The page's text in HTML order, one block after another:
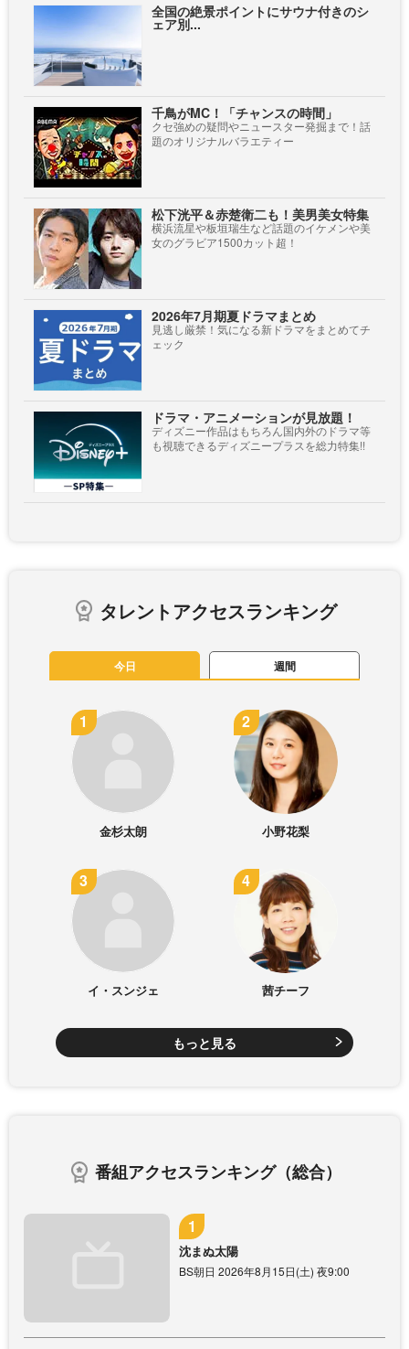
全国の絶景ポイントにサウナ付きのシ
ェア別...
千鳥がMC！「チャンスの時間」
クセ強めの疑問やニュースター発掘まで！話
題のオリジナルバラエティー
松下洸平＆赤楚衛二も！美男美女特集
横浜流星や板垣瑞生など話題のイケメンや美
女のグラビア1500カット超！
2026年7月期夏ドラマまとめ
見逃し厳禁！気になる新ドラマをまとめてチ
ェック
ドラマ・アニメーションが見放題！
ディズニー作品はもちろん国内外のドラマ等
も視聴できるディズニープラスを総力特集!!
タレントアクセスランキング
今日 週間
金杉太朗 小野花梨
イ・スンジェ 茜チーフ
もっと見る
番組アクセスランキング（総合）
沈まぬ太陽
BS朝日 2026年8月15日(土) 夜9:00